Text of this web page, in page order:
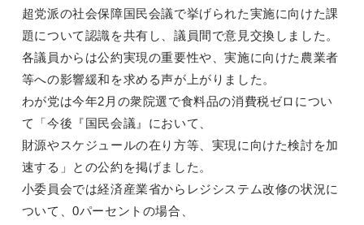
超党派の社会保障国民会議で挙げられた実施に向けた課
題について認識を共有し、議員間で意見交換しました。
各議員からは公約実現の重要性や、実施に向けた農業者
等への影響緩和を求める声が上がりました。
わが党は今年2月の衆院選で食料品の消費税ゼロについ
て「今後『国民会議』において、
財源やスケジュールの在り方等、実現に向けた検討を加
速する」との公約を掲げました。
小委員会では経済産業省からレジシステム改修の状況に
ついて、0パーセントの場合、